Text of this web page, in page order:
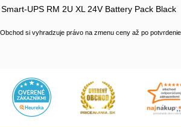
Smart-UPS RM 2U XL 24V Battery Pack Black
Obchod si vyhradzuje právo na zmenu ceny až po